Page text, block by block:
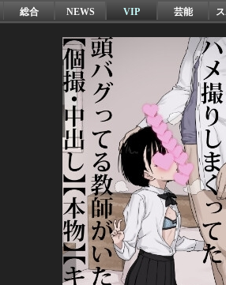
総合 NEWS VIP 芸能